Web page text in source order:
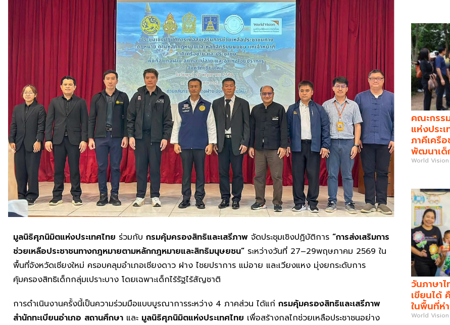
มูลนิธิศุภนิมิตแห่งประเทศไทย ร่วมกับ กรมคุ้มครองสิทธิและเสรีภาพ จัดประชุมเชิงปฏิบัติการ “การส่งเสริมการ
ช่วยเหลือประชาชนทางกฎหมายตามหลักกฎหมายและสิทธิมนุษยชน” ระหว่างวันที่ 27–29พฤษภาคม 2569 ใน
พื้นที่จังหวัดเชียงใหม่ ครอบคลุมอำเภอเชียงดาว ฝาง ไชยปราการ แม่อาย และเวียงแหง มุ่งยกระดับการ
คุ้มครองสิทธิเด็กกลุ่มเปราะบาง โดยเฉพาะเด็กไร้รัฐไร้สัญชาติ
การดำเนินงานครั้งนี้เป็นความร่วมมือแบบบูรณาการระหว่าง 4 ภาคส่วน ได้แก่ กรมคุ้มครองสิทธิและเสรีภาพ
สำนักทะเบียนอำเภอ สถานศึกษา และ มูลนิธิศุภนิมิตแห่งประเทศไทย เพื่อสร้างกลไกช่วยเหลือประชาชนอย่าง
คณะกรร
แห่งประ
ภาคีเครื
พัฒนาเด็
World
วันภาษา
เขียนได้
ในพื้นที่ห่
World